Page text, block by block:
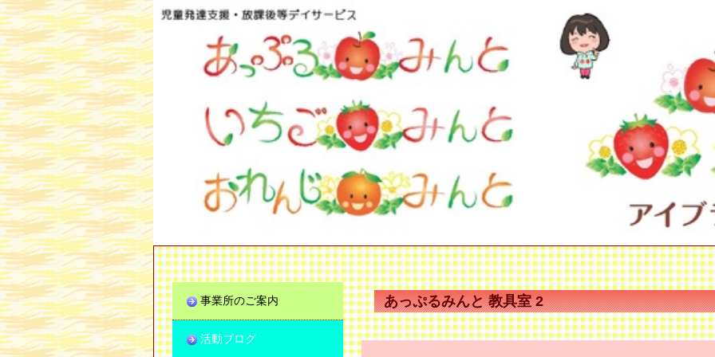
あっぷるみんと 教具室 2
事業所のご案内
活動ブログ